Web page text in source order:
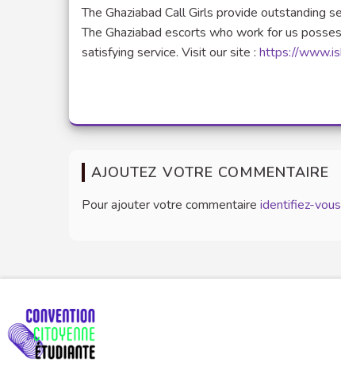
The Ghaziabad Call Girls provide outstanding
The Ghaziabad escorts who work for us
satisfying service. Visit our site : https://
AJOUTEZ VOTRE COMMENTAIRE
Pour ajouter votre commentaire identifiez-